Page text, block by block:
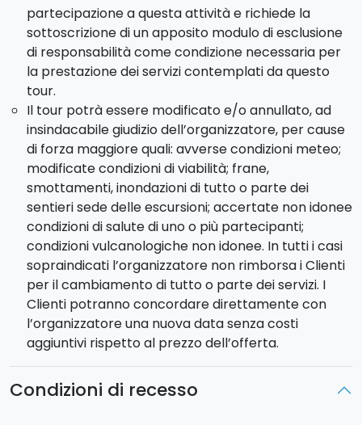
partecipazione a questa attività e richiede la
sottoscrizione di un apposito modulo di esclusione
di responsabilità come condizione necessaria per
la prestazione dei servizi contemplati da questo
tour.
Il tour potrà essere modificato e/o annullato, ad
insindacabile giudizio dell’organizzatore, per cause
di forza maggiore quali: avverse condizioni meteo;
modificate condizioni di viabilità; frane,
smottamenti, inondazioni di tutto o parte dei
sentieri sede delle escursioni; accertate non idonee
condizioni di salute di uno o più partecipanti;
condizioni vulcanologiche non idonee. In tutti i casi
sopraindicati l’organizzatore non rimborsa i Clienti
per il cambiamento di tutto o parte dei servizi. I
Clienti potranno concordare direttamente con
l’organizzatore una nuova data senza costi
aggiuntivi rispetto al prezzo dell’offerta.
Condizioni di recesso